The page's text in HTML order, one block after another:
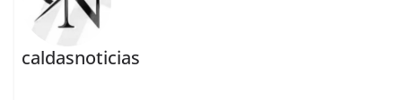
caldasnoticias